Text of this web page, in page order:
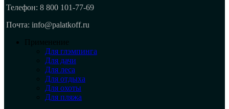
Телефон: 8 800 101-77-69
Почта: info@palatkoff.ru
Применение
Для глэмпинга
Для дачи
Для леса
Для отдыха
Для охоты
Для пляжа